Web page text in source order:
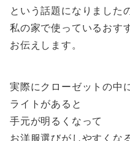
という話題になりました
私の家で使っているおす
お伝えします。
実際にクローゼットの中
ライトがあると
手元が明るくなって
お洋服選びがしやすくな